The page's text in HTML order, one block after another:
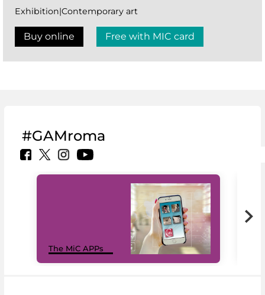
Exhibition|Contemporary art
Buy online Free with MIC card
#GAMroma
The MiC APPs